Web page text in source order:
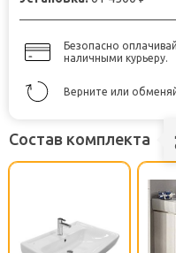
Безопасно
наличными курьеру.
Верните или
Состав комплекта